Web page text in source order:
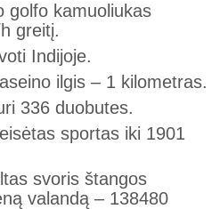
golfo kamuoliukas
greitį.
Indijoje.
ilgis – 1 kilometras.
336 duobutes.
sportas iki 1901
svoris štangos
valandą – 138480